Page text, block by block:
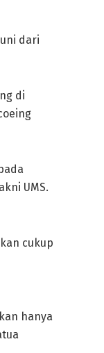
dari
di
UMS.
cukup
hanya